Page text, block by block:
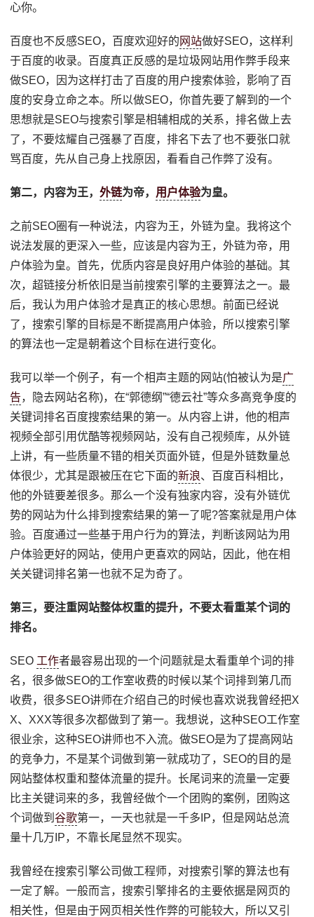
心你。
百度也不反感SEO，百度欢迎好的 网站做好SEO，这样利
于百度的收录。百度真正反感的是垃圾网站用作弊手段来
做SEO，因为这样打击了百度的用户搜索体验，影响了百
度的安身立命之本。所以做SEO，你首先要了解到的一个
思想就是SEO与搜索引擎是相辅相成的关系，排名做上去
了，不要炫耀自己强暴了百度，排名下去了也不要张口就
骂百度，先从自己身上找原因，看看自己作弊了没有。
第二，内容为王，外链为帝， 用户体验为皇。
之前SEO圈有一种说法，内容为王，外链为皇。我将这个
说法发展的更深入一些，应该是内容为王，外链为帝，用
户体验为皇。首先，优质内容是良好用户体验的基础。其
次，超链接分析依旧是当前搜索引擎的主要算法之一。最
后，我认为用户体验才是真正的核心思想。前面已经说
了，搜索引擎的目标是不断提高用户体验，所以搜索引擎
的算法也一定是朝着这个目标在进行变化。
我可以举一个例子，有一个相声主题的网站(怕被认为是广
告，隐去网站名称)，在“郭德纲”“德云社”等众多高竞争度的
关键词排名百度搜索结果的第一。从内容上讲，他的相声
视频全部引用优酷等视频网站，没有自己视频库，从外链
上讲，有一些质量不错的相关页面外链，但是外链数量总
体很少，尤其是跟被压在它下面的新浪、百度百科相比，
他的外链要差很多。那么一个没有独家内容，没有外链优
势的网站为什么排到搜索结果的第一了呢?答案就是用户体
验。百度通过一些基于用户行为的算法，判断该网站为用
户体验更好的网站，使用户更喜欢的网站，因此，他在相
关关键词排名第一也就不足为奇了。
第三，要注重网站整体权重的提升，不要太看重某个词的
排名。
SEO 工作者最容易出现的一个问题就是太看重单个词的排
名，很多做SEO的工作室收费的时候以某个词排到第几而
收费，很多SEO讲师在介绍自己的时候也喜欢说我曾经把X
X、XXX等很多次都做到了第一。我想说，这种SEO工作室
很业余，这种SEO讲师也不入流。做SEO是为了提高网站
的竞争力，不是某个词做到第一就成功了，SEO的目的是
网站整体权重和整体流量的提升。长尾词来的流量一定要
比主关键词来的多，我曾经做个一个团购的案例，团购这
个词做到谷歌第一，一天也就是一千多IP，但是网站总流
量十几万IP，不靠长尾显然不现实。
我曾经在搜索引擎公司做工程师，对搜索引擎的算法也有
一定了解。一般而言，搜索引擎排名的主要依据是网页的
相关性，但是由于网页相关性作弊的可能较大，所以又引